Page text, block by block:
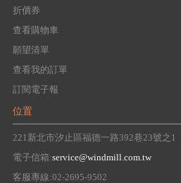
折價券
查看購物車
願望清單
查看我的訂單
訂閱電子報
位置
221新北市汐止區福德一路392巷23號之1
電子信箱:service@windmill.com.tw
客服專線:02-2695-9502